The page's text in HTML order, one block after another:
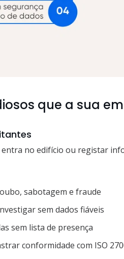
que a sua
no edifício ou registar
sabotagem e fraude
sem dados fiáveis
sem lista de presença
conformidade com ISO